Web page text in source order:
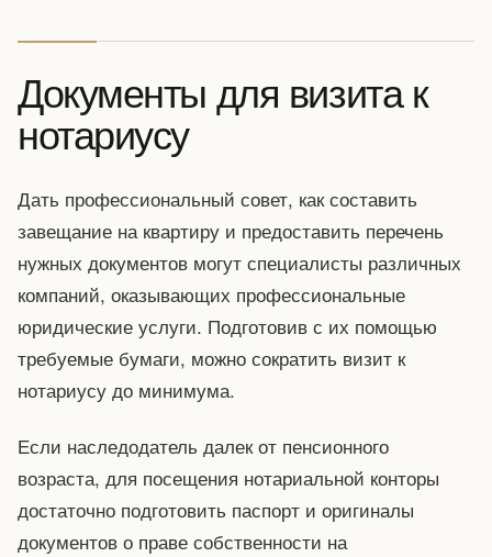
Документы для визита к
нотариусу
Дать профессиональный совет, как составить
завещание на квартиру и предоставить перечень
нужных документов могут специалисты различных
компаний, оказывающих профессиональные
юридические услуги. Подготовив с их помощью
требуемые бумаги, можно сократить визит к
нотариусу до минимума.
Если наследодатель далек от пенсионного
возраста, для посещения нотариальной конторы
достаточно подготовить паспорт и оригиналы
документов о праве собственности на